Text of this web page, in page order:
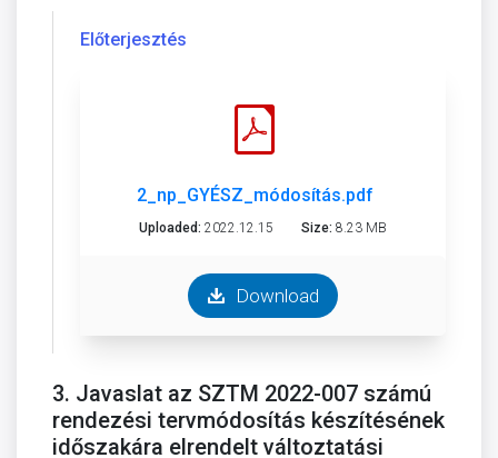
Előterjesztés
2_np_GYÉSZ_módosítás.pdf
Uploaded: 2022.12.15 Size: 8.23 MB
Download
3. Javaslat az SZTM 2022-007 számú
rendezési tervmódosítás készítésének
időszakára elrendelt változtatási